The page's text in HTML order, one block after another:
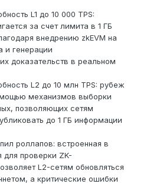
L1 до 10 000 TPS:
за счет лимита в 1 ГБ
внедрению zkEVM на
и генерации
доказательств в реальном
L2 до 10 млн TPS: рубеж
механизмов выборки
позволяющих сетям
до 1 ГБ информации
роллапов: встроенная в
для проверки ZK-
L2-сетям обновляться
а критические ошибки